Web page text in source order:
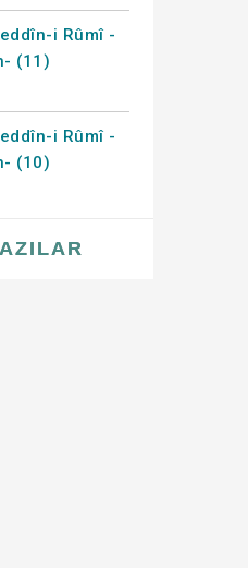
i Rûmî -
(11)
i Rûmî -
(10)